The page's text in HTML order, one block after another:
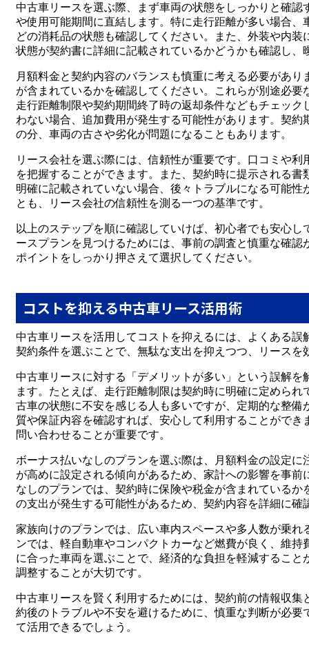
中古車リースを選ぶ際、まず車両の状態をしっかりと確
や使用可能期間に直結します。特に走行距離が多い場合
どの消耗品の状態も確認してください。また、外装や内
状態が契約書に詳細に記載されているかどうかも確認し
月額料金と契約内容のバランスも慎重に考える必要があ
が含まれているかを確認してください。これらが別途必
走行距離制限や契約期間終了時の返却条件などもチェッ
わない場合、追加費用が発生する可能性があります。契
の分、車両の古さや劣化が問題になることもあります。
リース会社を選ぶ際には、信頼性が重要です。口コミや
を把握することができます。また、契約時に提示される
明確に記載されていない場合、後々トラブルになる可能
とも、リース会社の信頼性を測る一つの基準です。
以上のステップを順に確認していけば、初心者でも安心
ースプランを見つけるためには、事前の調査と慎重な確
ポイントをしっかり押さえて選択してください。
コストを抑える中古車リース活用術
中古車リースを活用してコストを抑えるには、よくある
契約条件を選ぶことで、無駄な支出を抑えつつ、リースを
中古車リースに対する「デメリットが多い」という誤解
ます。たとえば、走行距離制限は契約時に明確に定めら
古車の状態に不安を感じる人も多いですが、定期的な整
質や保証内容を確認すれば、安心して利用することがで
問い合わせることが重要です。
ボーナス払いなしのプランを選ぶ際は、月額料金の設定
が高めに設定される傾向があるため、家計への影響を事
なしのプランでは、契約時に保険や税金が含まれている
の支出が発生する可能性があるため、契約内容を詳細に確
家族向けのプランでは、広い車内スペースや多人数が乗
ンでは、軽自動車やコンパクトカーなど燃費が良く、維
に合った車両を選ぶことで、経済的な負担を軽減するこ
調整することが大切です。
中古車リースを賢く利用するためには、契約前の情報収
約後のトラブルや不安を避けるために、慎重な判断が必
て活用できるでしょう。